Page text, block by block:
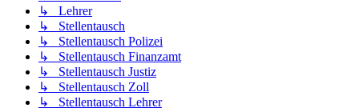
↳ Lehrer
↳ Stellentausch
↳ Stellentausch Polizei
↳ Stellentausch Finanzamt
↳ Stellentausch Justiz
↳ Stellentausch Zoll
↳ Stellentausch Lehrer